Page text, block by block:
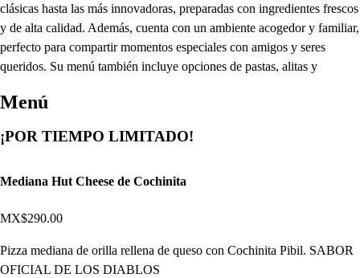
clásicas hasta las más innovadoras, preparadas con ingredientes frescos
y de alta calidad. Además, cuenta con un ambiente acogedor y familiar,
perfecto para compartir momentos especiales con amigos y seres
queridos. Su menú también incluye opciones de pastas, alitas y
Menú
¡POR TIEMPO LIMITADO!
Mediana Hut Cheese de Cochinita
MX$290.00
Pizza mediana de orilla rellena de queso con Cochinita Pibil. SABOR
OFICIAL DE LOS DIABLOS